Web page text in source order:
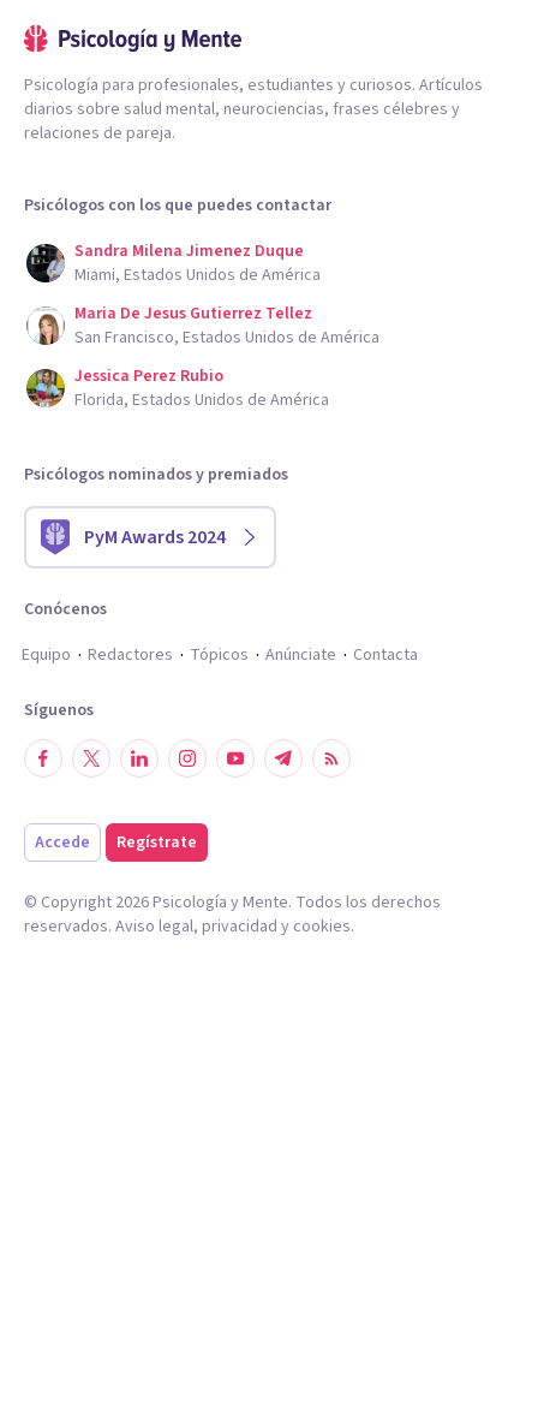
Psicología para profesionales, estudiantes y curiosos. Artículos
diarios sobre salud mental, neurociencias, frases célebres y
relaciones de pareja.
Psicólogos con los que puedes contactar
Sandra Milena Jimenez Duque
Miami, Estados Unidos de América
Maria De Jesus Gutierrez Tellez
San Francisco, Estados Unidos de América
Jessica Perez Rubio
Florida, Estados Unidos de América
Psicólogos nominados y premiados
PyM Awards 2024
Conócenos
Equipo
Redactores Tópicos Anúnciate Contacta
Síguenos
Accede Regístrate
© Copyright 2026Psicología y Mente. Todos los derechos
reservados. Aviso legal, privacidad y cookies.